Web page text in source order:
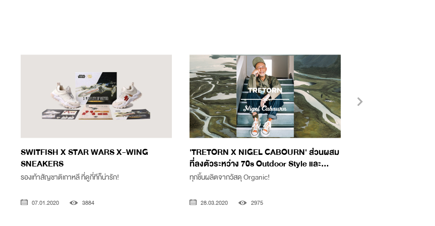
SWITFISH X STAR WARS X-WING
SNEAKERS
รองเท้าสัญชาติเกาหลี ที่ดูกี่ทีก็น่ารัก!
07.01.2020 3884
'TRETORN X NIGEL CABOURN' ส่วนผสม
ที่ลงตัวระหว่าง 70s Outdoor Style และ...
ทุกชิ้นผลิตจากวัสดุ Organic!
28.03.2020 2975